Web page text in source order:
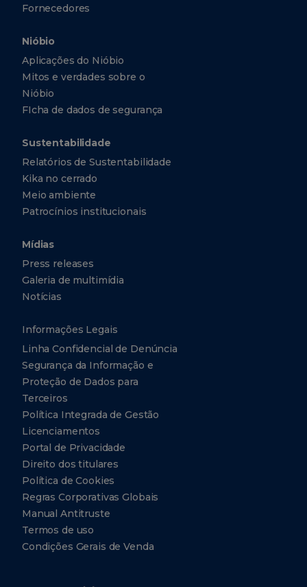
Fornecedores
Nióbio
Aplicações do Nióbio
Mitos e verdades sobre o
Nióbio
FIcha de dados de segurança
Sustentabilidade
Relatórios de Sustentabilidade
Kika no cerrado
Meio ambiente
Patrocínios institucionais
Mídias
Press releases
Galeria de multimídia
Notícias
Informações Legais
Linha Confidencial de Denúncia
Segurança da Informação e
Proteção de Dados para
Terceiros
Política Integrada de Gestão
Licenciamentos
Portal de Privacidade
Direito dos titulares
Política de Cookies
Regras Corporativas Globais
Manual Antitruste
Termos de uso
Condições Gerais de Venda